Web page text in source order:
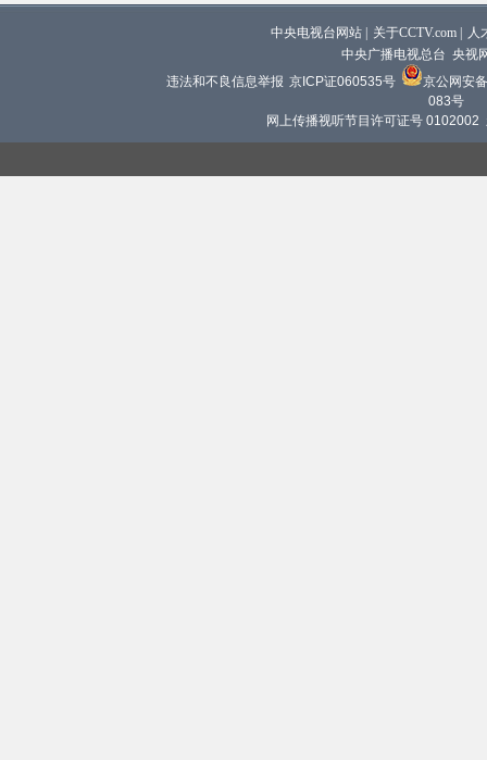
中央电视台网站 关于CCTV.com
人
中央广播电视总台 央视
违法和不良信息举报 京ICP证060535号
京公网安
083号
网上传播视听节目许可证号